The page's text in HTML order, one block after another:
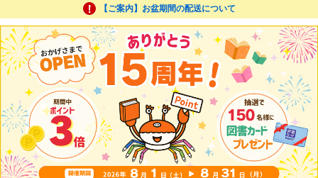
【ご案内】お盆期間の配送について